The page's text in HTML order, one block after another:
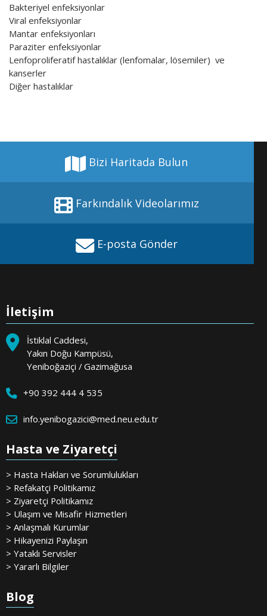
Bakteriyel enfeksiyonlar
Viral enfeksiyonlar
Mantar enfeksiyonları
Paraziter enfeksiyonlar
Lenfoproliferatif hastalıklar (lenfomalar, lösemiler) ve
kanserler
Diğer hastalıklar
Bizi Haritada Bulun
Farkındalık Videolarımız
E-posta Gönder
İletişim
İstiklal Caddesi,
Yakın Doğu Kampüsü,
Yeniboğaziçi / Gazimağusa
+90 392 444 4 535
info.yenibogazici@med.neu.edu.tr
Hasta ve Ziyaretçi
> Hasta Hakları ve Sorumlulukları
> Refakatçi Politikamız
> Ziyaretçi Politikamız
> Ulaşım ve Misafir Hizmetleri
> Anlaşmalı Kurumlar
> Hikayenizi Paylaşın
> Yataklı Servisler
> Yararlı Bilgiler
Blog